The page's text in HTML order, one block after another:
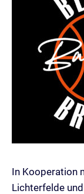
In Kooperation
Lichterfelde